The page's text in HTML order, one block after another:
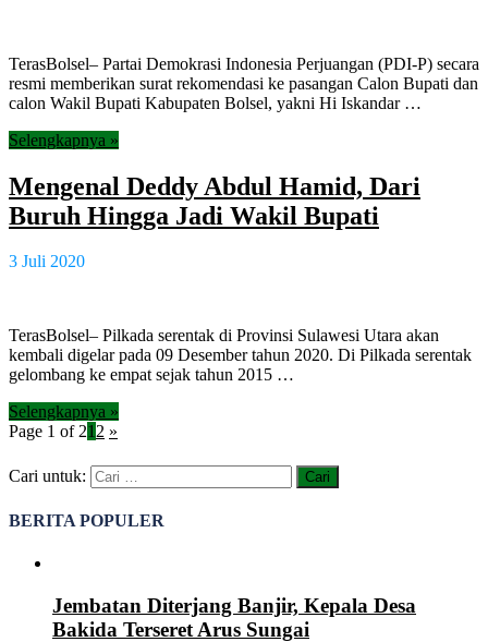
TerasBolsel– Partai Demokrasi Indonesia Perjuangan (PDI-P) secara
resmi memberikan surat rekomendasi ke pasangan Calon Bupati dan
calon Wakil Bupati Kabupaten Bolsel, yakni Hi Iskandar …
Selengkapnya »
Mengenal Deddy Abdul Hamid, Dari
Buruh Hingga Jadi Wakil Bupati
3 Juli 2020
TerasBolsel– Pilkada serentak di Provinsi Sulawesi Utara akan
kembali digelar pada 09 Desember tahun 2020. Di Pilkada serentak
gelombang ke empat sejak tahun 2015 …
Selengkapnya »
Page 1 of 212 »
Cari untuk:
BERITA POPULER
Jembatan Diterjang Banjir, Kepala Desa
Bakida Terseret Arus Sungai